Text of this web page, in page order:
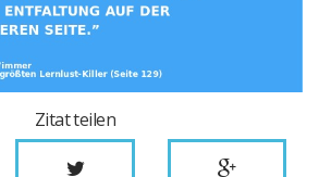
Zitat teilen